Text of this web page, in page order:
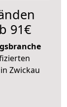
91€
Zwickau